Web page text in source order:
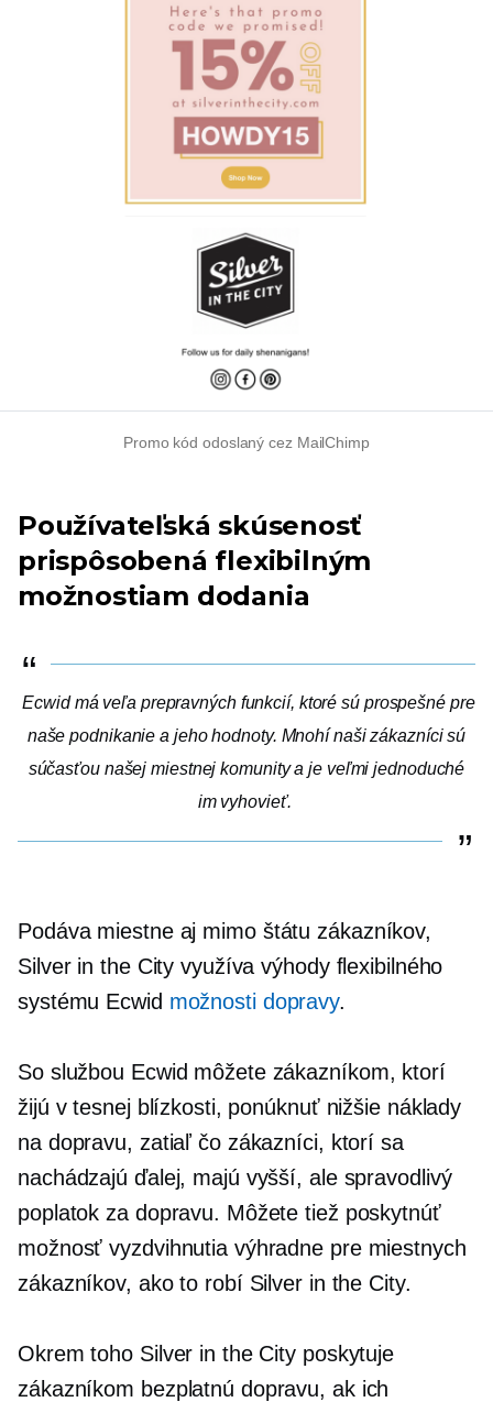
Promo kód odoslaný cez MailChimp
Používateľská skúsenosť
prispôsobená flexibilným
možnostiam dodania
Ecwid má veľa prepravných funkcií, ktoré sú prospešné pre
naše podnikanie a jeho hodnoty. Mnohí naši zákazníci sú
súčasťou našej miestnej komunity a je veľmi jednoduché
im vyhovieť.
Podáva miestne aj mimo štátu zákazníkov,
Silver in the City využíva výhody flexibilného
systému Ecwid možnosti dopravy.
So službou Ecwid môžete zákazníkom, ktorí
žijú v tesnej blízkosti, ponúknuť nižšie náklady
na dopravu, zatiaľ čo zákazníci, ktorí sa
nachádzajú ďalej, majú vyšší, ale spravodlivý
poplatok za dopravu. Môžete tiež poskytnúť
možnosť vyzdvihnutia výhradne pre miestnych
zákazníkov, ako to robí Silver in the City.
Okrem toho Silver in the City poskytuje
zákazníkom bezplatnú dopravu, ak ich